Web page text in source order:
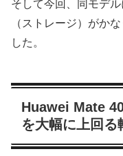
そして今回、同モデ
（ストレージ）がか
した。
Huawei Mate
を大幅に上回る